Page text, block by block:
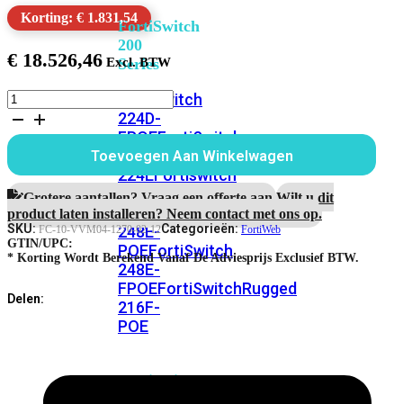
FortiSwitch
200
Series
FortiSwitch
224D-
FPOEFortiSwitch
248DFortiSwitch
224EFortiswitch
224E-
POEFortiSwitch
248E-
POEFortiSwitch
248E-
FPOEFortiSwitchRugged
216F-
POE
FortiSwitch
Korting: € 1.831,54
€ 18.526,46
FortiWeb-
VM04
jaar
Enterprise
Bundle
aantal
Toevoegen Aan Winkelwagen
Grotere aantallen? Vraag een offerte aan.Wilt u dit
product laten installeren? Neem contact met ons op.
SKU:FC-10-VVM04-1270-02-12Categorieën:FortiWeb
GTIN/UPC:
* Korting Wordt Berekend Vanaf De Adviesprijs Exclusief BTW.
Delen: